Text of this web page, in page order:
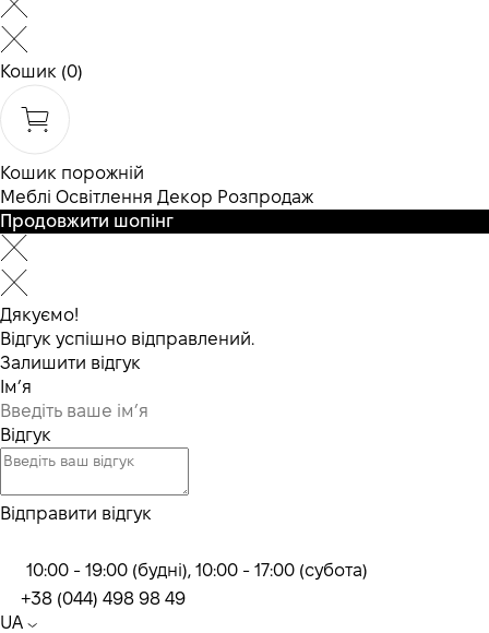
Кошик (0)
Кошик порожній
Меблі Освітлення Декор Розпродаж
Продовжити шопінг
Дякуємо!
Відгук успішно відправлений.
Залишити відгук
Ім’я
Відгук
Відправити відгук
10:00 - 19:00 (будні), 10:00 - 17:00 (субота)
+38 (044) 498 98 49
UA